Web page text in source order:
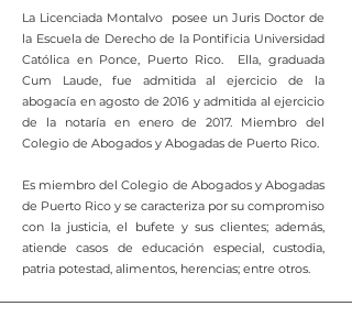
La Licenciada Montalvo posee un Juris Doctor de
la Escuela de Derecho de la Pontificia Universidad
Católica en Ponce, Puerto Rico. Ella, graduada
Cum Laude, fue admitida al ejercicio de la
abogacía en agosto de 2016 y admitida al ejercicio
de la notaría en enero de 2017. Miembro del
Colegio de Abogados y Abogadas de Puerto Rico.
Es miembro del Colegio de Abogados y Abogadas
de Puerto Rico y se caracteriza por su compromiso
con la justicia, el bufete y sus clientes; además,
atiende casos de educación especial, custodia,
patria potestad, alimentos, herencias; entre otros.